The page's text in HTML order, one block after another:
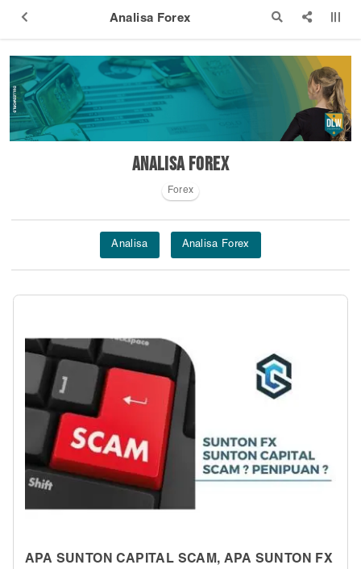
Analisa Forex
Analisa Forex
Forex
Analisa Analisa Forex
APA SUNTON CAPITAL SCAM, APA SUNTON FX